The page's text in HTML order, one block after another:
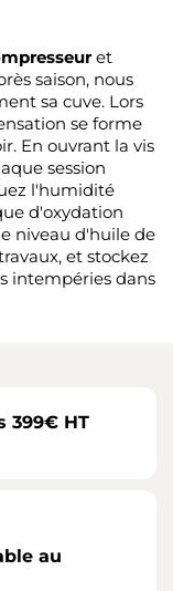
et
saison, nous
sa cuve. Lors
se forme
En ouvrant la vis
session
l'humidité
d'oxydation
niveau d'huile de
et stockez
intempéries dans
399€ HT
au